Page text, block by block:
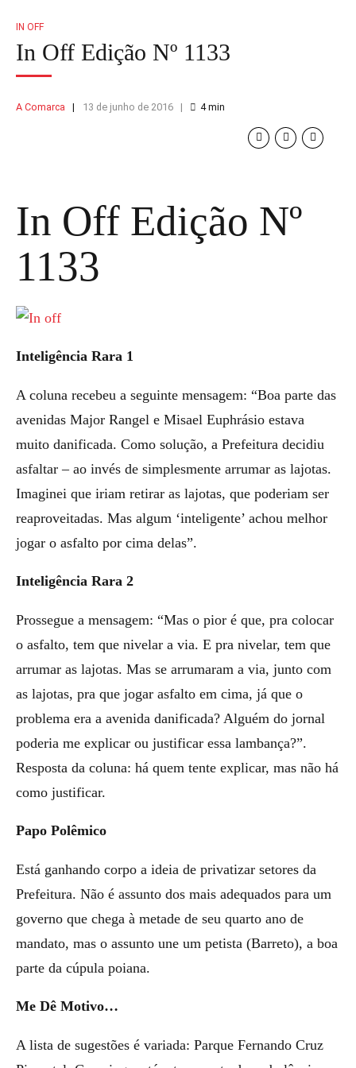
IN OFF
In Off Edição Nº 1133
A Comarca 13 de junho de 2016 4min
In Off Edição Nº
1133
Inteligência Rara 1
A coluna recebeu a seguinte mensagem: “Boa parte das
avenidas Major Rangel e Misael Euphrásio estava
muito danificada. Como solução, a Prefeitura decidiu
asfaltar – ao invés de simplesmente arrumar as lajotas.
Imaginei que iriam retirar as lajotas, que poderiam ser
reaproveitadas. Mas algum ‘inteligente’ achou melhor
jogar o asfalto por cima delas”.
Inteligência Rara 2
Prossegue a mensagem: “Mas o pior é que, pra colocar
o asfalto, tem que nivelar a via. E pra nivelar, tem que
arrumar as lajotas. Mas se arrumaram a via, junto com
as lajotas, pra que jogar asfalto em cima, já que o
problema era a avenida danificada? Alguém do jornal
poderia me explicar ou justificar essa lambança?”.
Resposta da coluna: há quem tente explicar, mas não há
como justificar.
Papo Polêmico
Está ganhando corpo a ideia de privatizar setores da
Prefeitura. Não é assunto dos mais adequados para um
governo que chega à metade de seu quarto ano de
mandato, mas o assunto une um petista (Barreto), a boa
parte da cúpula poiana.
Me Dê Motivo…
A lista de sugestões é variada: Parque Fernando Cruz